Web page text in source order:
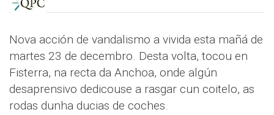
Nova acción de vandalismo a vivida esta mañá de
martes 23 de decembro. Desta volta, tocou en
Fisterra, na recta da Anchoa, onde algún
desaprensivo dedicouse a rasgar cun coitelo, as
rodas dunha ducias de coches.